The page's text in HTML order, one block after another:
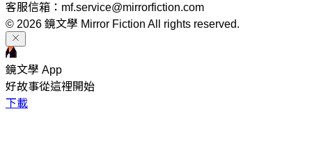
客服信箱：mf.service@mirrorfiction.com
© 2026 鏡文學 Mirror Fiction All rights reserved.
鏡文學 App
好故事從這裡開始
下載